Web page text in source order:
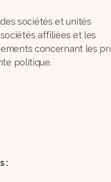
sociétés et unités
affiliées et les
concernant les
politique.
: